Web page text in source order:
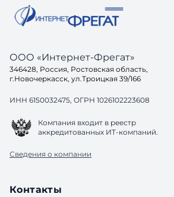
ООО «Интернет-Фрегат»
346428, Россия, Ростовская область,
г.Новочеркасск, ул.Троицкая 39/166
ИНН 6150032475, ОГРН 1026102223608
Компания входит в реестр
аккредитованных ИТ-компаний.
Сведения о компании
Контакты